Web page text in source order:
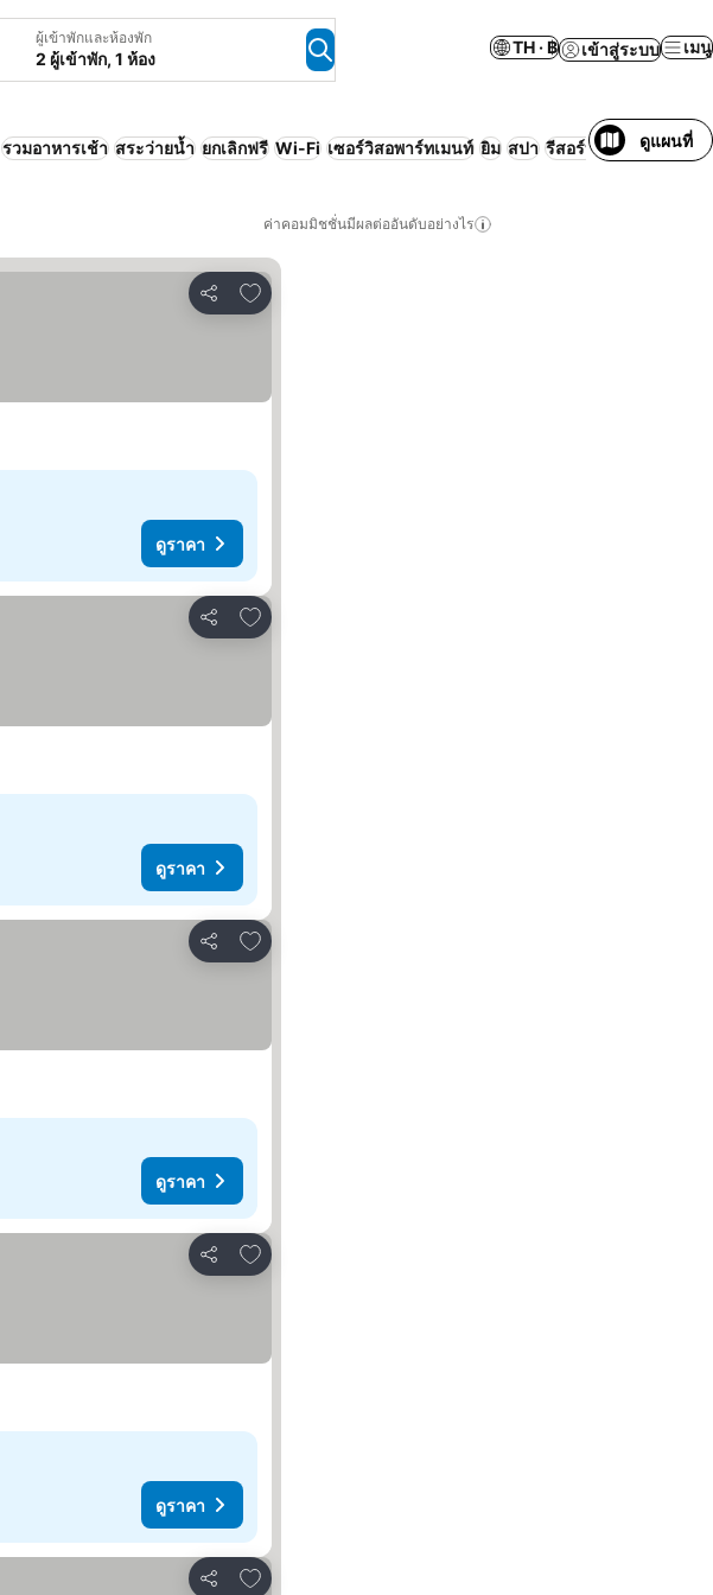
ผู้เข้าพักและห้องพัก
2 ผู้เข้าพัก, 1 ห้อง
TH · ฿ เข้าสู่ระบบ เมนู
รวมอาหารเช้า สระว่ายน้ำ ยกเลิกฟรี Wi-Fi เซอร์วิสอพาร์ทเมนท์ ยิม สปา รีสอร์ท หรูหราดูแผนที่
ค่าคอมมิชชั่นมีผลต่ออันดับอย่างไร
แชร์
เพิ่มในรายการโปรด
ดูราคา
แชร์
เพิ่มในรายการโปรด
ดูราคา
แชร์
เพิ่มในรายการโปรด
ดูราคา
แชร์
เพิ่มในรายการโปรด
ดูราคา
แชร์
เพิ่มในรายการโปรด